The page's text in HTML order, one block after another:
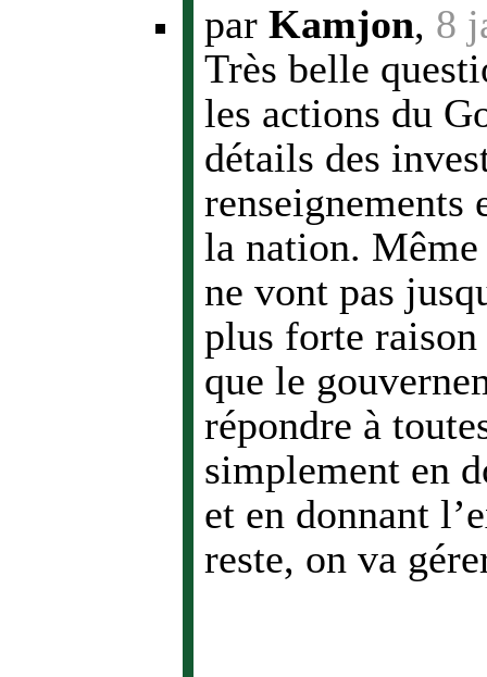
par Kamjon, 8
Très belle
les actions du
détails des
renseignements
la nation. Même
ne vont pas
plus forte raison
que le
répondre à
simplement en
et en donnant
reste, on va